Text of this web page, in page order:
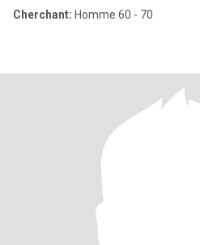
Cherchant: Homme 60 - 70